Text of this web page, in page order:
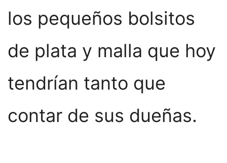
los pequeños bolsitos
de plata y malla que hoy
tendrían tanto que
contar de sus dueñas.